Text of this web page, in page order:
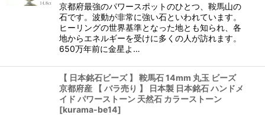
京都府最強のパワースポットのひとつ、鞍馬山の
石です。波動が非常に強い石といわれています。
ヒーリングの世界基準となった地とも知られ、各
地からエネルギーを受けに多くの人が訪れます。
650万年前に金星よ…
【 日本銘石ビーズ 】 鞍馬石 14mm 丸玉 ビーズ
京都府産 【 バラ売り 】 日本製 日本銘石 ハンドメ
イド パワーストーン 天然石 カラーストーン
[kurama-be14]